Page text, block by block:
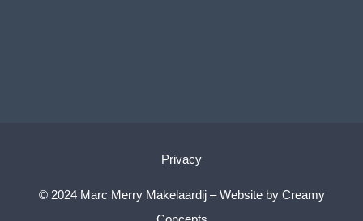
© 2024 Marc Merry Makelaardij – Website by Creamy
Privacy